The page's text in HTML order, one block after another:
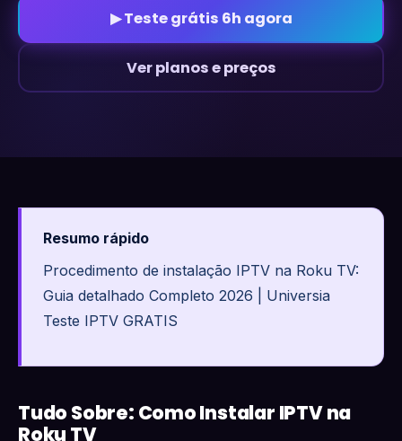
▶ Teste grátis 6h agora
Ver planos e preços
Resumo rápido
Procedimento de instalação IPTV na Roku TV:
Guia detalhado Completo 2026 | Universia
Teste IPTV GRATIS
Tudo Sobre: Como Instalar IPTV na
Roku TV